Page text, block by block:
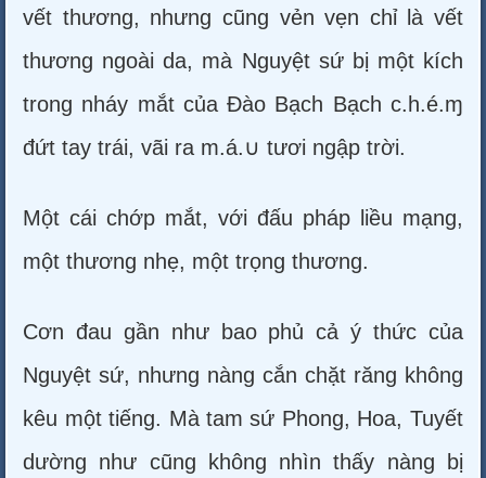
vết thương, nhưng cũng vẻn vẹn chỉ là vết
thương ngoài da, mà Nguyệt sứ bị một kích
trong nháy mắt của Đào Bạch Bạch c.h.é.ɱ
đứt tay trái, vãi ra m.á.∪ tươi ngập trời.
Một cái chớp mắt, với đấu pháp liều mạng,
một thương nhẹ, một trọng thương.
Cơn đau gần như bao phủ cả ý thức của
Nguyệt sứ, nhưng nàng cắn chặt răng không
kêu một tiếng. Mà tam sứ Phong, Hoa, Tuyết
dường như cũng không nhìn thấy nàng bị